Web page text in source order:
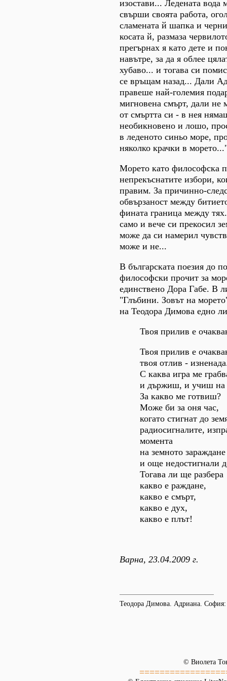
изостави... Ледената вода
свърши своята работа,
сламената й шапка и
косата й, размаза
прегърнах я като дете и
навътре, за да я облее
хубаво... и тогава си
се връщам назад... Дали
правеше най-големия
мигновена смърт, дали не
от смъртта си - в нея
необикновено и лошо,
в леденото синьо море,
няколко крачки в
Морето като философска
непрекъснатите избори,
правим. За причинно-
обвързаност между
фината граница между
само и вече си прекосил
може да си намерил
може и не...
В българската поезия до
философски прочит за
единствено Дора Габе. В
"Глъбини. Зовът на
на Теодора Димова едно
Твоя прилив е
Твоя прилив е
твоя отлив -
С каква игра ме
и държиш, и учиш на
За какво ме готвиш?
Може би за оня час,
когато стигнат до
радиосигналите,
момента
на земното зараждане
и още недостигнали
Тогава ли ще разбера
какво е раждане,
какво е смърт,
какво е дух,
какво е плът!
Варна, 23.04.2009 г.
Теодора Димова. Адриана.
© Виолета